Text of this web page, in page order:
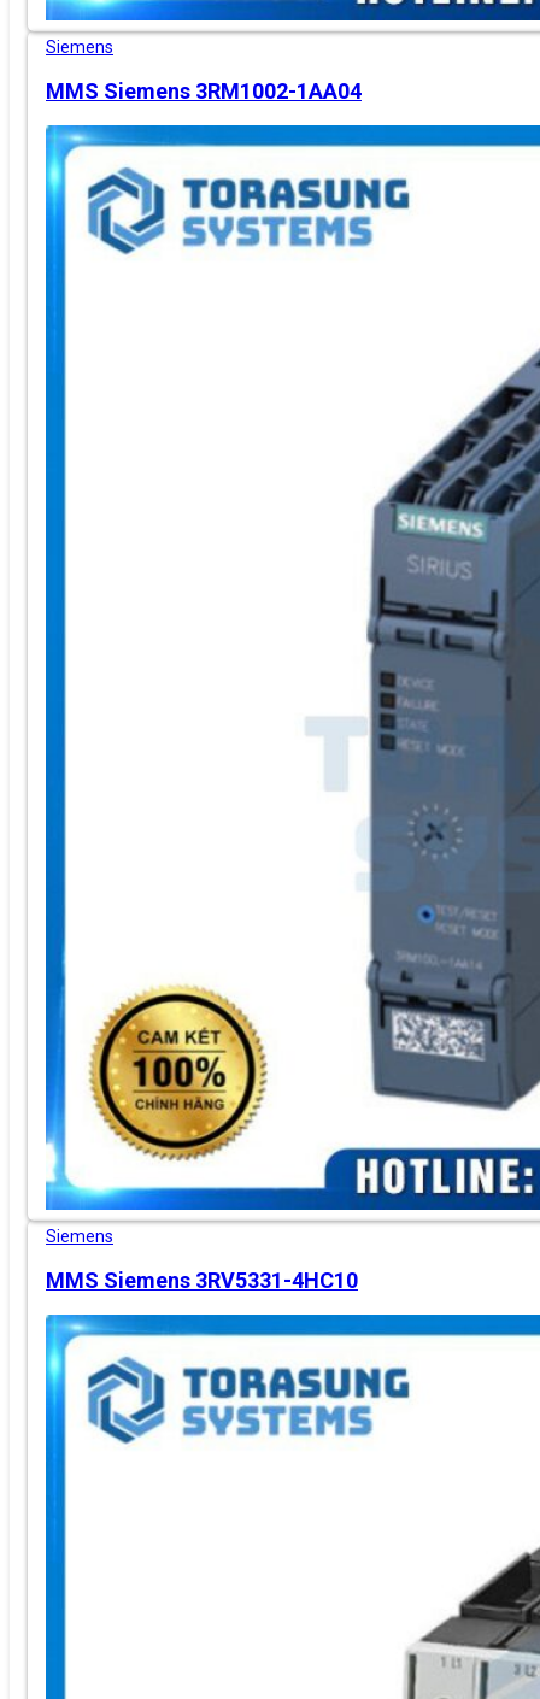
Siemens
MMS Siemens 3RM1002-1AA04
Siemens
MMS Siemens 3RV5331-4HC10